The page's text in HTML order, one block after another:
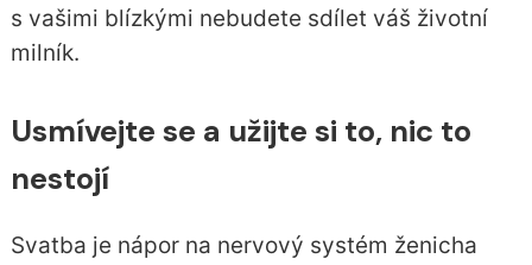
s vašimi blízkými nebudete sdílet váš životní
milník.
Usmívejte se a užijte si to, nic to
nestojí
Svatba je nápor na nervový systém ženicha